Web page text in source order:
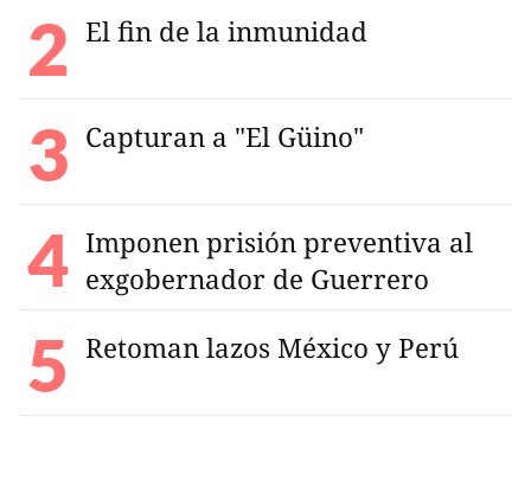
El fin de la inmunidad
Capturan a "El Güino"
Imponen prisión preventiva al
exgobernador de Guerrero
Retoman lazos México y Perú